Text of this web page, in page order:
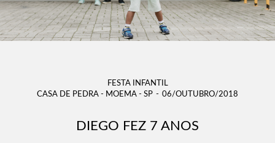
FESTA INFANTIL
CASA DE PEDRA - MOEMA - SP
06/OUTUBRO/2018
DIEGO FEZ 7 ANOS